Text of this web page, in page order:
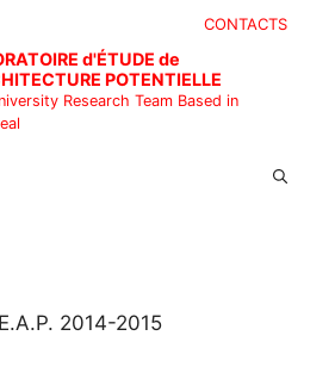
CONTACTS
d'ÉTUDE de
POTENTIELLE
Research Team Based in
2014-2015